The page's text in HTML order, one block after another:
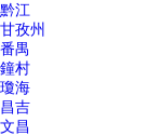
黔江
甘孜州
番禺
鐘村
瓊海
昌吉
文昌